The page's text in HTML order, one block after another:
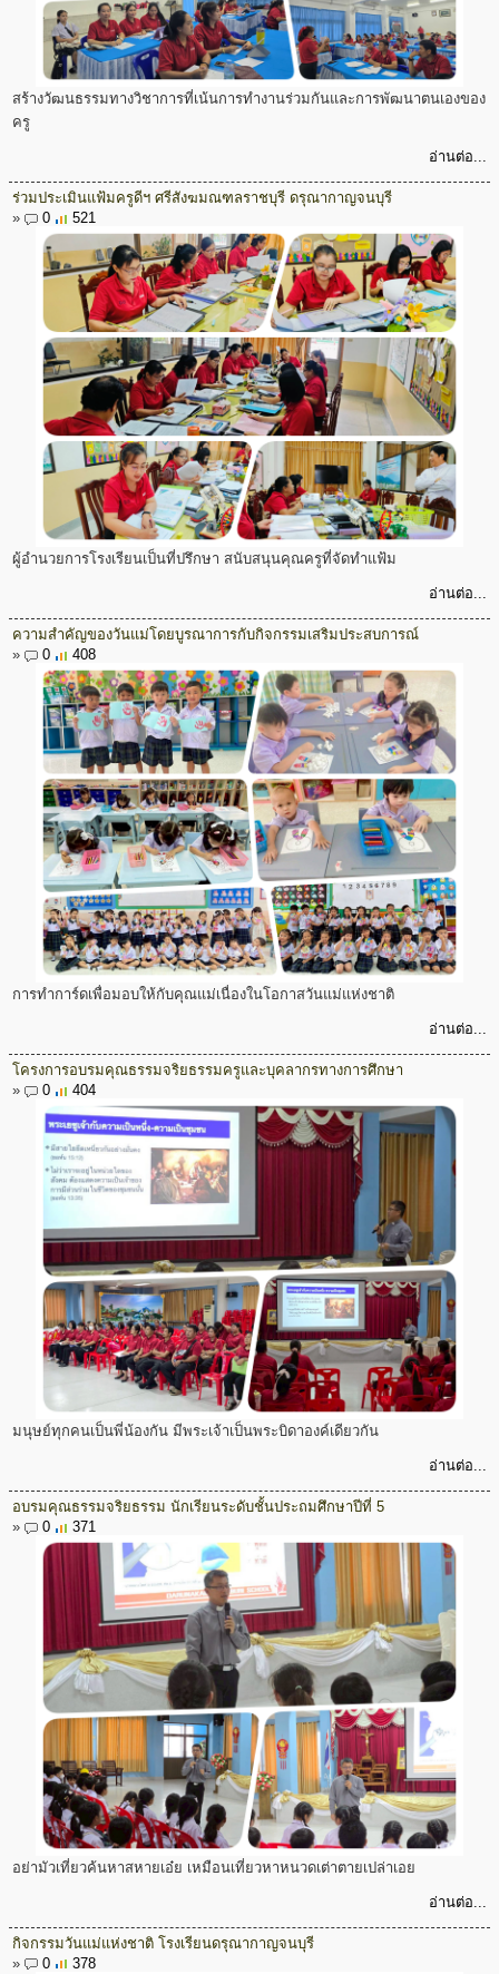
สร้างวัฒนธรรมทางวิชาการที่เน้นการทำงานร่วมกันและการพัฒนาตนเองของ
ครู
อ่านต่อ...
ร่วมประเมินแฟ้มครูดีฯ ศรีสังฆมณฑลราชบุรี ดรุณากาญจนบุรี
»
0 521
ผู้อำนวยการโรงเรียนเป็นที่ปรึกษา สนับสนุนคุณครูที่จัดทำแฟ้ม
อ่านต่อ...
ความสำคัญของวันแม่โดยบูรณาการกับกิจกรรมเสริมประสบการณ์
»
0 408
การทำการ์ดเพื่อมอบให้กับคุณแม่เนื่องในโอกาสวันแม่แห่งชาติ
อ่านต่อ...
โครงการอบรมคุณธรรมจริยธรรมครูและบุคลากรทางการศึกษา
»
0 404
มนุษย์ทุกคนเป็นพี่น้องกัน มีพระเจ้าเป็นพระบิดาองค์เดียวกัน
อ่านต่อ...
อบรมคุณธรรมจริยธรรม นักเรียนระดับชั้นประถมศึกษาปีที่ 5
»
0 371
อย่ามัวเที่ยวค้นหาสหายเอ๋ย เหมือนเที่ยวหาหนวดเต่าตายเปล่าเอย
อ่านต่อ...
กิจกรรมวันแม่แห่งชาติ โรงเรียนดรุณากาญจนบุรี
»
0 378